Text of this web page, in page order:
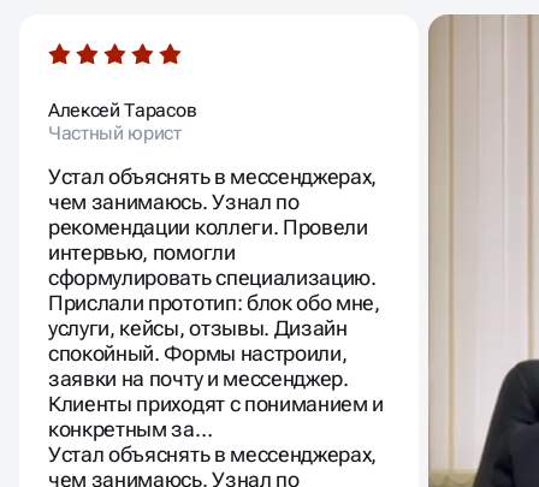
Алексей Тарасов
Частный юрист
Устал объяснять в мессенджерах,
чем занимаюсь. Узнал по
рекомендации коллеги. Провели
интервью, помогли
сформулировать специализацию.
Прислали прототип: блок обо мне,
услуги, кейсы, отзывы. Дизайн
спокойный. Формы настроили,
заявки на почту и мессенджер.
Клиенты приходят с пониманием и
конкретным за…
Устал объяснять в мессенджерах,
чем занимаюсь. Узнал по